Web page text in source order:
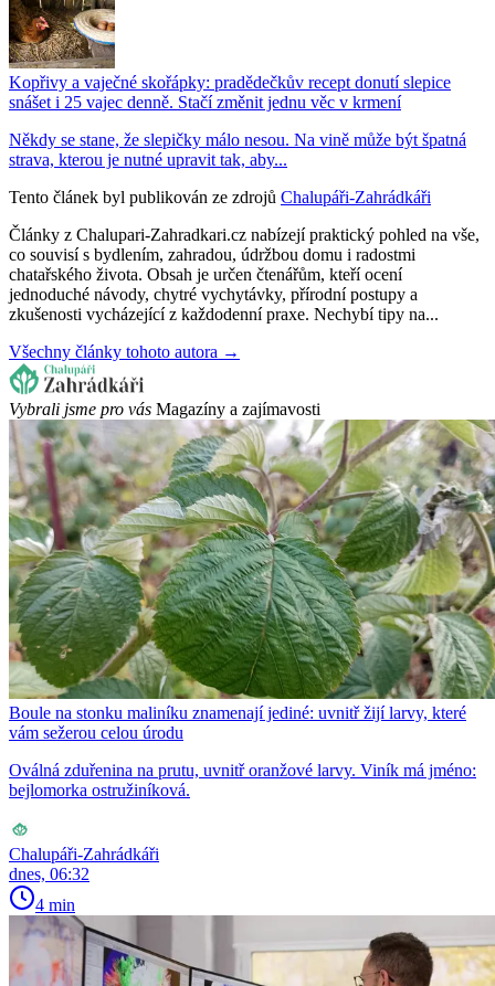
Kopřivy a vaječné skořápky: pradědečkův recept donutí slepice
snášet i 25 vajec denně. Stačí změnit jednu věc v krmení
Někdy se stane, že slepičky málo nesou. Na vině může být špatná
strava, kterou je nutné upravit tak, aby...
Tento článek byl publikován ze zdrojů Chalupáři-Zahrádkáři
Články z Chalupari-Zahradkari.cz nabízejí praktický pohled na vše,
co souvisí s bydlením, zahradou, údržbou domu i radostmi
chatařského života. Obsah je určen čtenářům, kteří ocení
jednoduché návody, chytré vychytávky, přírodní postupy a
zkušenosti vycházející z každodenní praxe. Nechybí tipy na...
Všechny články tohoto autora →
Vybrali jsme pro vás Magazíny a zajímavosti
Boule na stonku maliníku znamenají jediné: uvnitř žijí larvy, které
vám sežerou celou úrodu
Oválná zduřenina na prutu, uvnitř oranžové larvy. Viník má jméno:
bejlomorka ostružiníková.
Chalupáři-Zahrádkáři
dnes, 06:32
4 min